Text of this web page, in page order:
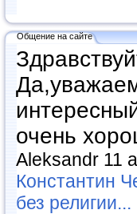
Общение на сайте
очень
Aleksandr 11
Константин
без религии...